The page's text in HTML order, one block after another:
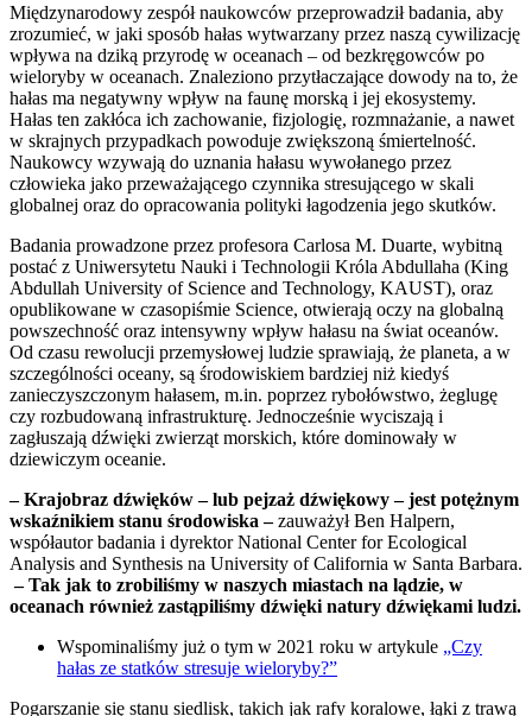
Międzynarodowy zespół naukowców przeprowadził badania, aby
zrozumieć, w jaki sposób hałas wytwarzany przez naszą cywilizację
wpływa na dziką przyrodę w oceanach – od bezkręgowców po
wieloryby w oceanach. Znaleziono przytłaczające dowody na to, że
hałas ma negatywny wpływ na faunę morską i jej ekosystemy.
Hałas ten zakłóca ich zachowanie, fizjologię, rozmnażanie, a nawet
w skrajnych przypadkach powoduje zwiększoną śmiertelność.
Naukowcy wzywają do uznania hałasu wywołanego przez
człowieka jako przeważającego czynnika stresującego w skali
globalnej oraz do opracowania polityki łagodzenia jego skutków.
Badania prowadzone przez profesora Carlosa M. Duarte, wybitną
postać z Uniwersytetu Nauki i Technologii Króla Abdullaha (King
Abdullah University of Science and Technology, KAUST), oraz
opublikowane w czasopiśmie Science, otwierają oczy na globalną
powszechność oraz intensywny wpływ hałasu na świat oceanów.
Od czasu rewolucji przemysłowej ludzie sprawiają, że planeta, a w
szczególności oceany, są środowiskiem bardziej niż kiedyś
zanieczyszczonym hałasem, m.in. poprzez rybołówstwo, żeglugę
czy rozbudowaną infrastrukturę. Jednocześnie wyciszają i
zagłuszają dźwięki zwierząt morskich, które dominowały w
dziewiczym oceanie.
– Krajobraz dźwięków – lub pejzaż dźwiękowy – jest potężnym
wskaźnikiem stanu środowiska –zauważył Ben Halpern,
współautor badania i dyrektor National Center for Ecological
Analysis and Synthesis na University of California w Santa Barbara.
– Tak jak to zrobiliśmy w naszych miastach na lądzie, w
oceanach również zastąpiliśmy dźwięki natury dźwiękami ludzi.
Wspominaliśmy już o tym w 2021 roku w artykule „Czy
hałas ze statków stresuje wieloryby?”
Pogarszanie się stanu siedlisk, takich jak rafy koralowe, łąki z trawą